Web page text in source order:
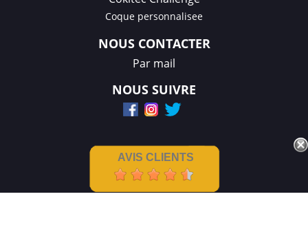
Coque personnalisee
NOUS CONTACTER
Par mail
NOUS SUIVRE
AVIS CLIENTS